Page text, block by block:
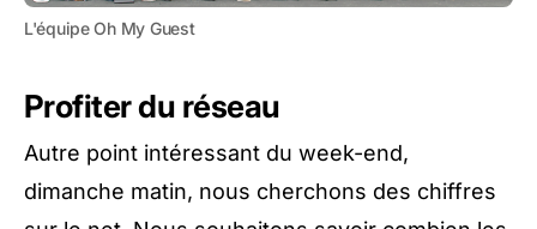
L'équipe Oh My Guest
Profiter du réseau
Autre point intéressant du week-end,
dimanche matin, nous cherchons des chiffres